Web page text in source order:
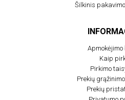
Šilkinis
Kaip
Pirkimo
Prekių
Prekių